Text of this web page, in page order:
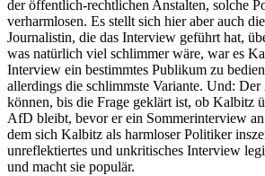
der öffentlich-rechtlichen Anstalten, solche
verharmlosen. Es stellt sich hier aber auch
Journalistin, die das Interview geführt hat,
was natürlich viel schlimmer wäre, war es
Interview ein bestimmtes Publikum zu
allerdings die schlimmste Variante. Und: Der
können, bis die Frage geklärt ist, ob Kalbitz
AfD bleibt, bevor er ein Sommerinterview
dem sich Kalbitz als harmloser Politiker
unreflektiertes und unkritisches Interview
und macht sie populär.